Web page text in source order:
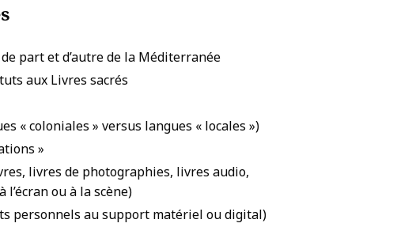
part et d’autre de la Méditerranée
aux Livres sacrés
« coloniales » versus langues « locales »)
»
livres de photographies, livres audio,
ou à la scène)
personnels au support matériel ou digital)